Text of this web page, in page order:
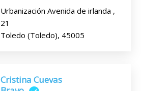
Urbanización Avenida de irlanda ,
21
Toledo (Toledo), 45005
Cristina Cuevas